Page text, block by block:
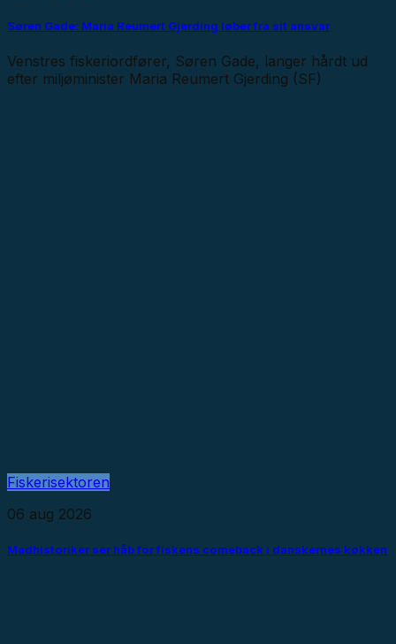
Søren Gade: Maria Reumert Gjerding løber fra sit ansvar
Venstres fiskeriordfører, Søren Gade, langer hårdt ud
efter miljøminister Maria Reumert Gjerding (SF)
Fiskerisektoren
06 aug 2026
Madhistoriker ser håb for fiskens comeback i danskernes køkken